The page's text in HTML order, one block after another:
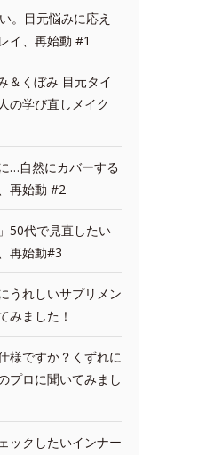
。目元悩みに応え
イ、再始動 #1
＆くぼみ 目元タイ
の学び直しメイク
…自然にカバーする
再始動 #2
50代で見直したい
再始動#3
うれしいサプリメン
みました！
様ですか？くずれに
プロに聞いてみまし
ックしたいインナー